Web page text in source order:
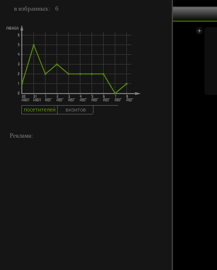
в избранных:
6
Реклама: